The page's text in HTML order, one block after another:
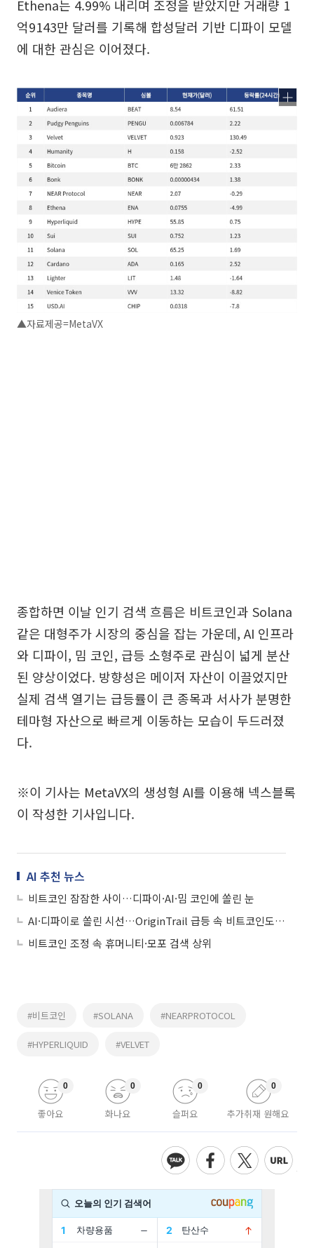
Ethena는 4.99% 내리며 조정을 받았지만 거래량 1
억9143만 달러를 기록해 합성달러 기반 디파이 모델
에 대한 관심은 이어졌다.
▲자료제공=MetaVX
종합하면 이날 인기 검색 흐름은 비트코인과 Solana
같은 대형주가 시장의 중심을 잡는 가운데, AI 인프라
와 디파이, 밈 코인, 급등 소형주로 관심이 넓게 분산
된 양상이었다. 방향성은 메이저 자산이 이끌었지만
실제 검색 열기는 급등률이 큰 종목과 서사가 분명한
테마형 자산으로 빠르게 이동하는 모습이 두드러졌
다.
※이 기사는 MetaVX의 생성형 AI를 이용해 넥스블록
이 작성한 기사입니다.
AI 추천 뉴스
비트코인 잠잠한 사이…디파이·AI·밈 코인에 쏠린 눈
AI·디파이로 쏠린 시선…OriginTrail 급등 속 비트코인도 상위권
비트코인 조정 속 휴머니티·모포 검색 상위
#비트코인 #SOLANA #NEARPROTOCOL
#HYPERLIQUID #VELVET
좋아요
0
화나요
0
슬퍼요
0
추가취재 원해요
0